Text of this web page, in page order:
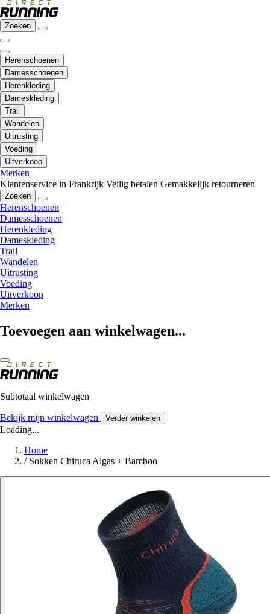
Zoeken
Herenschoenen
Damesschoenen
Herenkleding
Dameskleding
Trail
Wandelen
Uitrusting
Voeding
Uitverkoop
Merken
Klantenservice in Frankrijk Veilig betalen Gemakkelijk retourneren
Zoeken
Herenschoenen
Damesschoenen
Herenkleding
Dameskleding
Trail
Wandelen
Uitrusting
Voeding
Uitverkoop
Merken
Toevoegen aan winkelwagen...
Subtotaal winkelwagen
Bekijk mijn winkelwagen Verder winkelen
Loading...
Home
/ Sokken Chiruca Algas + Bamboo